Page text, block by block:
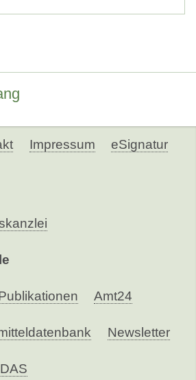
Impressum eSignatur
Amt24
Newsletter